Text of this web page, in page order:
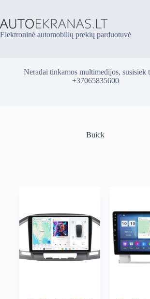
content
Elektroninė automobilių prekių parduotuvė
Neradai tinkamos multimedijos, susisiek
+37065835600
Buick